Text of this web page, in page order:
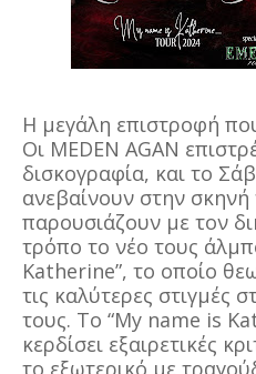
Η μεγάλη επιστροφή
Oι MEDEN AGAN
δισκογραφία, και τo
ανεβαίνουν στην
παρουσιάζουν με τον
τρόπο το νέο τους
Katherine”, το οποίο
τις καλύτερες στιγμές
τους. Το “My name is
κερδίσει εξαιρετικές
το εξωτερικό με